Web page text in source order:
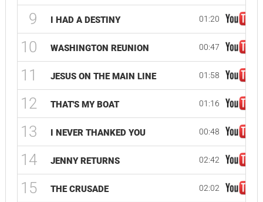
9 I HAD A DESTINY 01:20
10 WASHINGTON REUNION 00:47
11 JESUS ON THE MAIN LINE 01:58
12 THAT'S MY BOAT 01:16
13 I NEVER THANKED YOU 00:48
14 JENNY RETURNS 02:42
15 THE CRUSADE 02:02